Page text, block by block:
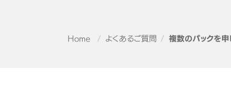
Home よくあるご質問 複数のパックを申